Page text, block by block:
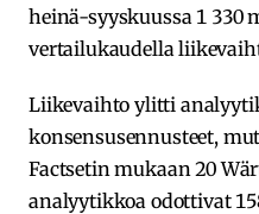
heinä-syyskuussa 1 330
vertailukaudella
Liikevaihto ylitti
konsensusennusteet,
Factsetin mukaan 20
analyytikkoa odottivat